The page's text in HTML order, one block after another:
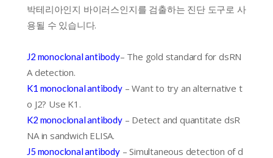
박테리아인지 바이러스인지를 검출하는 진단 도구로 사
용될 수 있습니다.
J2 monoclonal antibody– The gold standard for dsRN
A detection.
K1 monoclonal antibody– Want to try an alternative t
o J2? Use K1.
K2 monoclonal antibody– Detect and quantitate dsR
NA in sandwich ELISA.
J5 monoclonal antibody– Simultaneous detection of d